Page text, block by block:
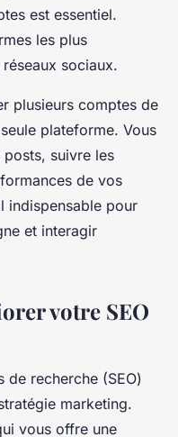
est essentiel.
les plus
sociaux.
plusieurs comptes de
plateforme. Vous
suivre les
de vos
indispensable pour
et interagir
votre SEO
de recherche (SEO)
marketing.
vous offre une